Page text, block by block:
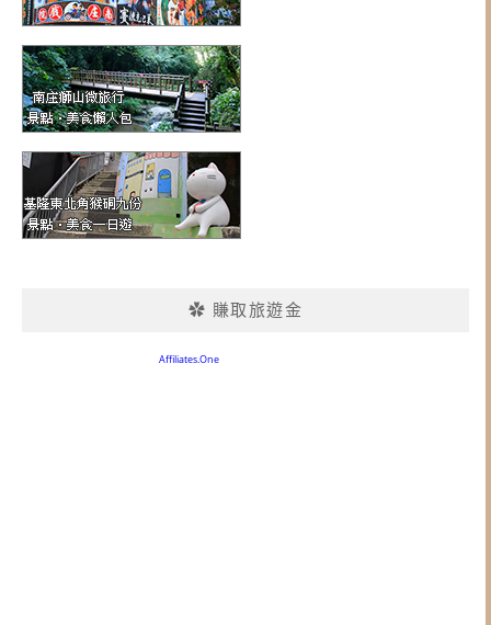
✿ 賺取旅遊金